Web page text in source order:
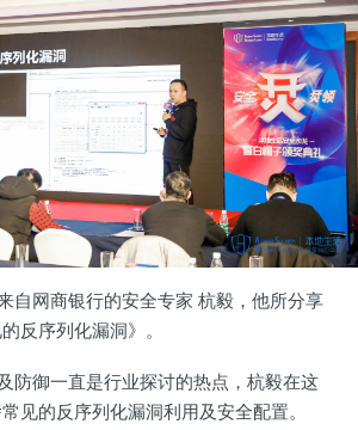
自网商银行的安全专家 杭毅，他所分享
反序列化漏洞》。
防御一直是行业探讨的热点，杭毅在这
见的反序列化漏洞利用及安全配置。